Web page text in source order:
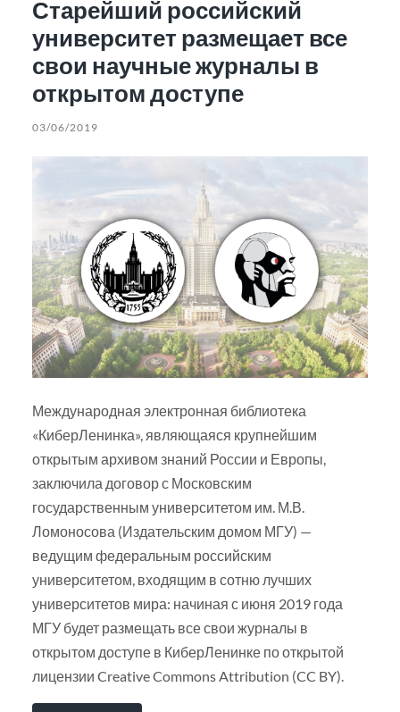
Старейший российский
университет размещает все
свои научные журналы в
открытом доступе
03/06/2019
Международная электронная библиотека
«КиберЛенинка», являющаяся крупнейшим
открытым архивом знаний России и Европы,
заключила договор с Московским
государственным университетом им. М.В.
Ломоносова (Издательским домом МГУ) —
ведущим федеральным российским
университетом, входящим в сотню лучших
университетов мира: начиная с июня 2019 года
МГУ будет размещать все свои журналы в
открытом доступе в КиберЛенинке по открытой
лицензии Creative Commons Attribution (CC BY).